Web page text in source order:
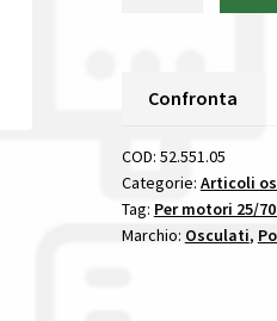
Acciaio
Passo
10
3/8
X
Confronta
COD: 52.551.05
Categorie: Articoli
Tag: Per motori 25/
Marchio: Osculati,